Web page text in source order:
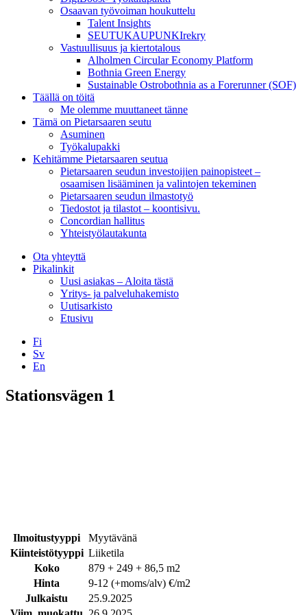
Osaavan työvoiman houkuttelu
Talent Insights
SEUTUKAUPUNKIrekry
Vastuullisuus ja kiertotalous
Alholmen Circular Economy Platform
Bothnia Green Energy
Sustainable Ostrobothnia as a Forerunner (SOF)
Täällä on töitä
Me olemme muuttaneet tänne
Tämä on Pietarsaaren seutu
Asuminen
Työkalupakki
Kehitämme Pietarsaaren seutua
Pietarsaaren seudun investoijien painopisteet –
osaamisen lisääminen ja valintojen tekeminen
Pietarsaaren seudun ilmastotyö
Tiedostot ja tilastot – koontisivu.
Concordian hallitus
Yhteistyölautakunta
Ota yhteyttä
Pikalinkit
Uusi asiakas – Aloita tästä
Yritys- ja palveluhakemisto
Uutisarkisto
Etusivu
Fi
Sv
En
Facebook
Instagram
LinkedIN
YouTube
Stationsvägen 1
Ilmoitustyyppi
Myytävänä
Kiinteistötyyppi Liiketila
Koko
879 + 249 + 86,5 m2
Hinta
9-12 (+moms/alv) €/m2
Julkaistu
25.9.2025